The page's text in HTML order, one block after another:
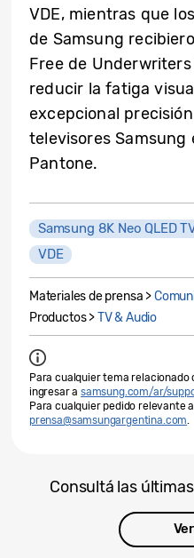
VDE, mientras que
de Samsung
Free de
reducir la fatiga
excepcional
televisores Samsung
Pantone.
Samsung 8K Neo QLED
VDE
Materiales de prensa >
Productos >TV & Audio
Para cualquier tema
ingresar asamsung.com/ar/
Para cualquier pedido relevante
prensa@samsungargentina.com
Consultá las